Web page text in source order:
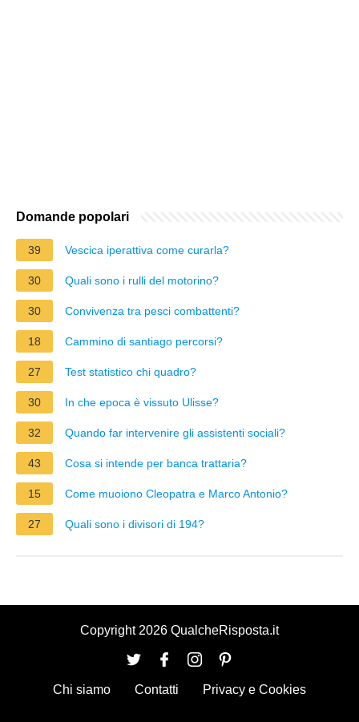
Domande popolari
39 Vescica iperattiva come curarla?
30 Quali sono i rulli del motorino?
30 Convivenza tra pesci combattenti?
18 Cammino di santiago percorsi?
27 Test statistico chi quadro?
30 In che epoca è vissuto Ulisse?
32 Quando far intervenire gli assistenti sociali?
43 Cosa si intende per banca trattaria?
15 Come muoiono Cleopatra e Marco Antonio?
27 Quali sono i divisori di 194?
Copyright 2026 QualcheRisposta.it
Chi siamo Contatti Privacy e Cookies